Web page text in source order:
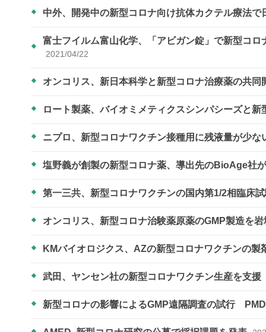
中外、開発中の新型コロナ向け抗体カクテル療法
富士フイルム富山化学、「アビガン錠」で新型コ
2021/04/22
オンコリス、新日本科学と新型コロナ治療薬の共同
ロート製薬、バイオミメティクスシンパシーズと
ニプロ、新型コロナワクチン接種用に残液量が少
塩野義が創製の新型コロナ薬、導出先のBioAge社
第一三共、新型コロナワクチンの国内第1/2相臨床
オンコリス、新型コロナ治験薬原薬のGMP製造を
KMバイオロジクス、AZの新型コロナワクチンの製
武田、ヤンセン社の新型コロナワクチン生産を支
新型コロナの影響によるGMP遠隔調査の試行